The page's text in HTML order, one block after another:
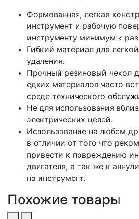
Формованная, легкая
инструмент и рабочую
инструменту минимум к
Гибкий материал для
удаления.
Прочный резиновый чехол
едких материалов часто
среде технического
Не для использования
электрических цепей.
Использование на любом
в отличии от того что
привести к повреждению
двигателя, а так же к
на инструмент.
Похожие товары